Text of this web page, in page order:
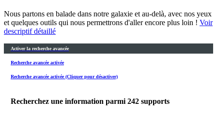
Nous partons en balade dans notre galaxie et au-delà, avec nos yeux
et quelques outils qui nous permettrons d'aller encore plus loin ! Voir
descriptif détaillé
Activer la recherche avancée
Recherche avancée activée
Recherche avancée activée (Cliquer pour désactiver)
Recherchez une information parmi 242 supports